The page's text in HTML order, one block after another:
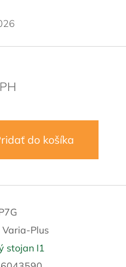
do košíka
Varia-Plus
stojan I1